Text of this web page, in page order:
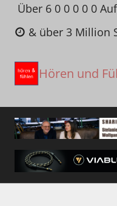
Zum
Inhalt
springen
Über 6 0 0 0 0 0
& über 3 Million
Hören und